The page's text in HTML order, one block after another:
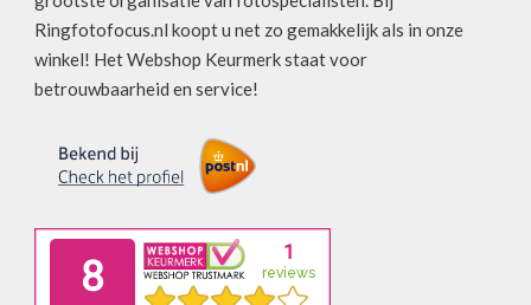
Ringfotofocus.nl koopt u net zo gemakkelijk als in onze
winkel! Het Webshop Keurmerk staat voor
betrouwbaarheid en service!